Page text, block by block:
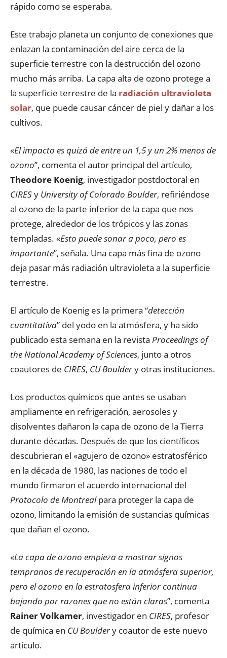
rápido como se esperaba.
Este trabajo planeta un conjunto de conexiones que
enlazan la contaminación del aire cerca de la
superficie terrestre con la destrucción del ozono
mucho más arriba. La capa alta de ozono protege a
la superficie terrestre de la radiación ultravioleta
solar, que puede causar cáncer de piel y dañar a los
cultivos.
«El impacto es quizá de entre un 1,5 y un 2% menos de
ozono”, comenta el autor principal del artículo,
Theodore Koenig, investigador postdoctoral en
CIRESy University of Colorado Boulder, refiriéndose
al ozono de la parte inferior de la capa que nos
protege, alrededor de los trópicos y las zonas
templadas. «Esto puede sonar a poco, pero es
importante”, señala. Una capa más fina de ozono
deja pasar más radiación ultravioleta a la superficie
terrestre.
El artículo de Koenig es la primera “detección
cuantitativa” del yodo en la atmósfera, y ha sido
publicado esta semana en la revista Proceedings of
the National Academy of Sciences, junto a otros
coautores de CIRES, CU Bouldery otras instituciones.
Los productos químicos que antes se usaban
ampliamente en refrigeración, aerosoles y
disolventes dañaron la capa de ozono de la Tierra
durante décadas. Después de que los científicos
descubrieran el «agujero de ozono» estratosférico
en la década de 1980, las naciones de todo el
mundo firmaron el acuerdo internacional del
Protocolo de Montrealpara proteger la capa de
ozono, limitando la emisión de sustancias químicas
que dañan el ozono.
«La capa de ozono empieza a mostrar signos
tempranos de recuperación en la atmósfera superior,
pero el ozono en la estratosfera inferior continua
bajando por razones que no están claras”, comenta
Rainer Volkamer, investigador en CIRES, profesor
de química en CU Bouldery coautor de este nuevo
artículo.